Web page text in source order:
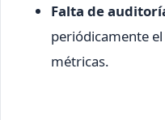
Falta de
periódicamente
métricas.